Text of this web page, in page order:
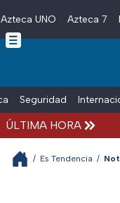
Skip to main content
Azteca UNO Azteca 7
Seguridad
ÚLTIMA HORA
/ Es Tendencia /